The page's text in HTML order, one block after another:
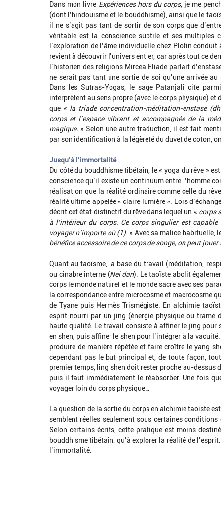
Dans mon livre Expériences hors du corps, je me
(dont l’hindouisme et le bouddhisme), ainsi que le
il ne s’agit pas tant de sortir de son corps que
véritable est la conscience subtile et ses multiples
l’exploration de l’âme individuelle chez Plotin
revient à découvrir l’univers entier, car après tout ce
l’historien des religions Mircea Eliade parlait
ne serait pas tant une sortie de soi qu’une arrivée
Dans les Sutras-Yogas, le sage Patanjali cite
interprètent au sens propre (avec le corps physique)
que « la triade concentration-méditation-enstase
corps et l’espace vibrant et accompagnée de la
magique. » Selon une autre traduction, il est fait
par son identification à la légèreté du duvet de coton,
Jusqu’à l’immortalité
Du côté du bouddhisme tibétain, le « yoga du rêve »
conscience qu’il existe un continuum entre l’homme
réalisation que la réalité ordinaire comme celle du
réalité ultime appelée « claire lumière ». Lors
décrit cet état distinctif du rêve dans lequel un « corps
à l’intérieur du corps. Ce corps singulier est
voyager n’importe où (1). » Avec sa malice habituelle,
bénéfice accessoire de ce corps de songe, on peut
Quant au taoïsme, la base du travail (méditation,
ou cinabre interne (Nei dan). Le taoïste abolit
corps le monde naturel et le monde sacré avec ses
la correspondance entre microcosme et macrocosme
de Tyane puis Hermès Trismégiste. En alchimie
esprit nourri par un jing (énergie physique ou
haute qualité. Le travail consiste à affiner le jing
en shen, puis affiner le shen pour l’intégrer à la
produire de manière répétée et faire croître le yang
cependant pas le but principal et, de toute façon,
premier temps, ling shen doit rester proche au-dessus
puis il faut immédiatement le réabsorber. Une fois
voyager loin du corps physique…
La question de la sortie du corps en alchimie taoïste
semblent réelles seulement sous certaines
Selon certains écrits, cette pratique est moins
bouddhisme tibétain, qu’à explorer la réalité de
l’immortalité.